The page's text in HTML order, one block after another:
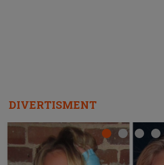
DIVERTISMENT